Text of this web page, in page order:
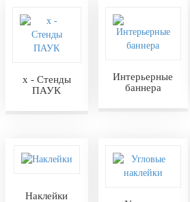
х - Стенды
ПАУК
Интерьерные
баннера
Наклейки